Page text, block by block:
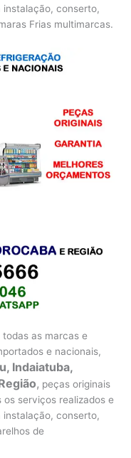
instalação, conserto,
Frias multimarcas.
todas as marcas e
e nacionais,
Indaiatuba,
, peças originais
os serviços realizados e
instalação, conserto,
de